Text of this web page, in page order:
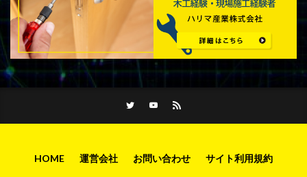
HOME 運営会社 お問い合わせ サイト利用規約